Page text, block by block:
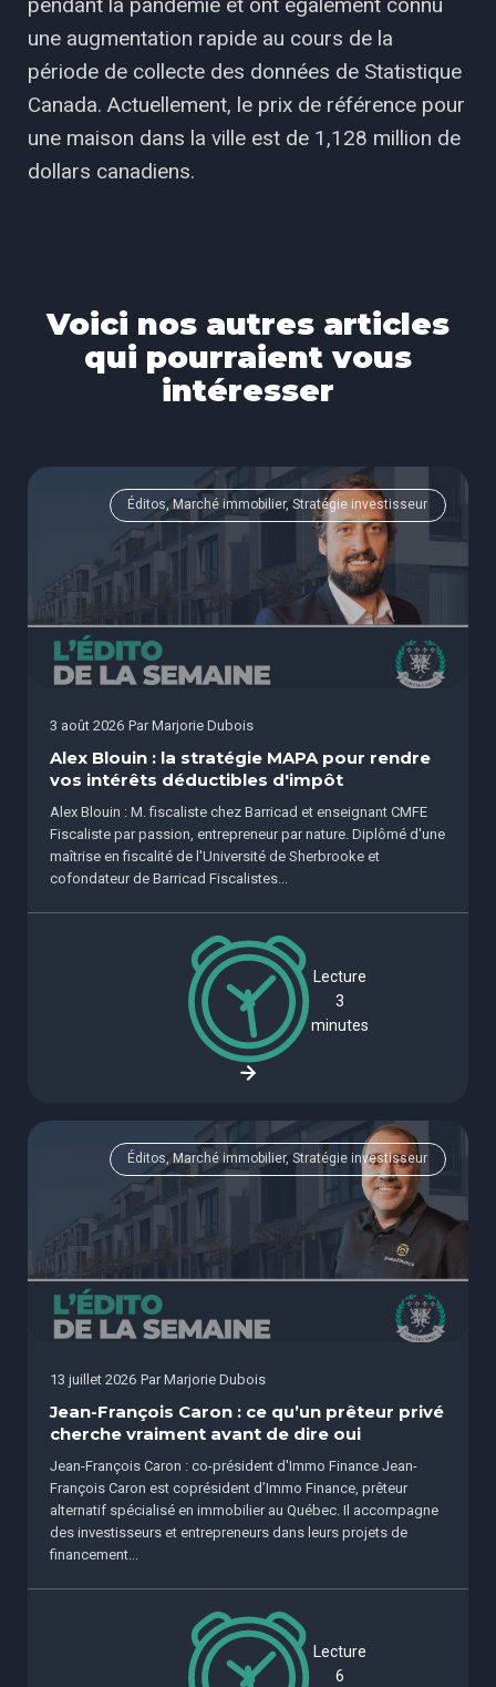
une augmentation rapide au cours de la
période de collecte des données de Statistique
Canada. Actuellement, le prix de référence pour
une maison dans la ville est de 1,128 million de
dollars canadiens.
Voici nos autres articles
qui pourraient vous
intéresser
Éditos, Marché immobilier, Stratégie investisseur
3 août 2026 Par Marjorie Dubois
Alex Blouin : la stratégie MAPA pour rendre
vos intérêts déductibles d'impôt
Alex Blouin : M. fiscaliste chez Barricad et enseignant CMFE
Fiscaliste par passion, entrepreneur par nature. Diplômé d'une
maîtrise en fiscalité de l'Université de Sherbrooke et
cofondateur de Barricad Fiscalistes...
Lecture
3
minutes
Éditos, Marché immobilier, Stratégie investisseur
13 juillet 2026 Par Marjorie Dubois
Jean-François Caron : ce qu’un prêteur privé
cherche vraiment avant de dire oui
Jean-François Caron : co-président d'Immo Finance Jean-
François Caron est coprésident d’Immo Finance, prêteur
alternatif spécialisé en immobilier au Québec. Il accompagne
des investisseurs et entrepreneurs dans leurs projets de
financement...
Lecture
6